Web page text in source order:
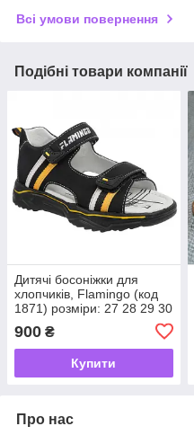
Всі умови повернення
Подібні товари компанії
Дитячі босоніжки для
хлопчиків, Flamingo (код
1871) розміри: 27 28 29 30
900 ₴
Купити
Про нас